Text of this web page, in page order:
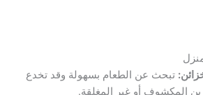
تبحث عن الطعام بسهولة وقد تخدع
المكشوف أو غير المغلقة.